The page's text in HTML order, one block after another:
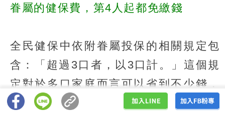
眷屬的健保費，第4人起都免繳錢
全民健保中依附眷屬投保的相關規定包
含：「超過3口者，以3口計。」這個規
定對於多口家庭而言可以省到不少錢，
但很多人都不知道！健保署說明，一名